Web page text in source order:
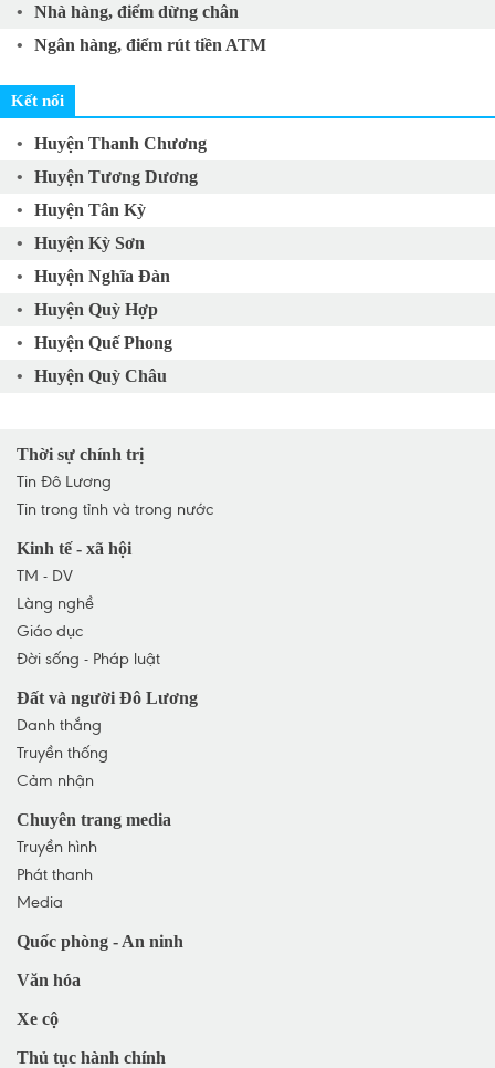
Nhà hàng, điểm dừng chân
Ngân hàng, điểm rút tiền ATM
Kết nối
Huyện Thanh Chương
Huyện Tương Dương
Huyện Tân Kỳ
Huyện Kỳ Sơn
Huyện Nghĩa Đàn
Huyện Quỳ Hợp
Huyện Quế Phong
Huyện Quỳ Châu
Huyện Yên Thành
Huyện Anh Sơn
Huyện Diễn Châu
TP Vinh
TX Cửa Lò
TX Hoàng Mai
TX Thái Hòa
Huyện Nghi Lộc
Huyện Hưng Nguyên
Huyện Con Cuông
Thời sự chính trị
Tin Đô Lương
Tin trong tỉnh và trong nước
Kinh tế - xã hội
TM - DV
Làng nghề
Giáo dục
Đời sống - Pháp luật
Đất và người Đô Lương
Danh thắng
Truyền thống
Cảm nhận
Chuyên trang media
Truyền hình
Phát thanh
Media
Quốc phòng - An ninh
Văn hóa
Xe cộ
Thủ tục hành chính